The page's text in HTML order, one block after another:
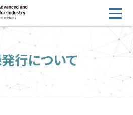
行について